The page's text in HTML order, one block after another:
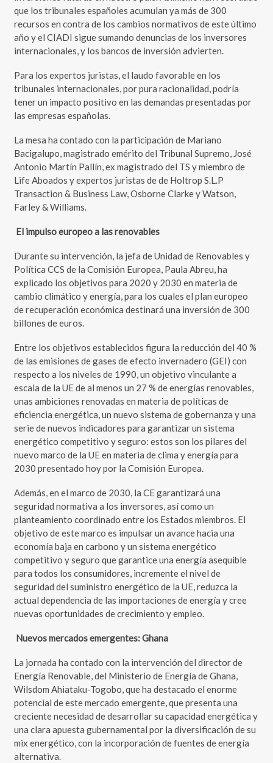
que los tribunales españoles acumulan ya más de 300
recursos en contra de los cambios normativos de este último
año y el CIADI sigue sumando denuncias de los inversores
internacionales, y los bancos de inversión advierten.
Para los expertos juristas, el laudo favorable en los
tribunales internacionales, por pura racionalidad, podría
tener un impacto positivo en las demandas presentadas por
las empresas españolas.
La mesa ha contado con la participación de Mariano
Bacigalupo, magistrado emérito del Tribunal Supremo, José
Antonio Martín Pallín, ex magistrado del TS y miembro de
Life Aboados y expertos juristas de de Holtrop S.L.P
Transaction & Business Law, Osborne Clarke y Watson,
Farley & Williams.
El impulso europeo a las renovables
Durante su intervención, la jefa de Unidad de Renovables y
Política CCS de la Comisión Europea, Paula Abreu, ha
explicado los objetivos para 2020 y 2030 en materia de
cambio climático y energía, para los cuales el plan europeo
de recuperación económica destinará una inversión de 300
billones de euros.
Entre los objetivos establecidos figura la reducción del 40 %
de las emisiones de gases de efecto invernadero (GEI) con
respecto a los niveles de 1990, un objetivo vinculante a
escala de la UE de al menos un 27 % de energías renovables,
unas ambiciones renovadas en materia de políticas de
eficiencia energética, un nuevo sistema de gobernanza y una
serie de nuevos indicadores para garantizar un sistema
energético competitivo y seguro: estos son los pilares del
nuevo marco de la UE en materia de clima y energía para
2030 presentado hoy por la Comisión Europea.
Además, en el marco de 2030, la CE garantizará una
seguridad normativa a los inversores, así como un
planteamiento coordinado entre los Estados miembros. El
objetivo de este marco es impulsar un avance hacia una
economía baja en carbono y un sistema energético
competitivo y seguro que garantice una energía asequible
para todos los consumidores, incremente el nivel de
seguridad del suministro energético de la UE, reduzca la
actual dependencia de las importaciones de energía y cree
nuevas oportunidades de crecimiento y empleo.
Nuevos mercados emergentes: Ghana
La jornada ha contado con la intervención del director de
Energía Renovable, del Ministerio de Energía de Ghana,
Wilsdom Ahiataku-Togobo, que ha destacado el enorme
potencial de este mercado emergente, que presenta una
creciente necesidad de desarrollar su capacidad energética y
una clara apuesta gubernamental por la diversificación de su
mix energético, con la incorporación de fuentes de energía
alternativa.